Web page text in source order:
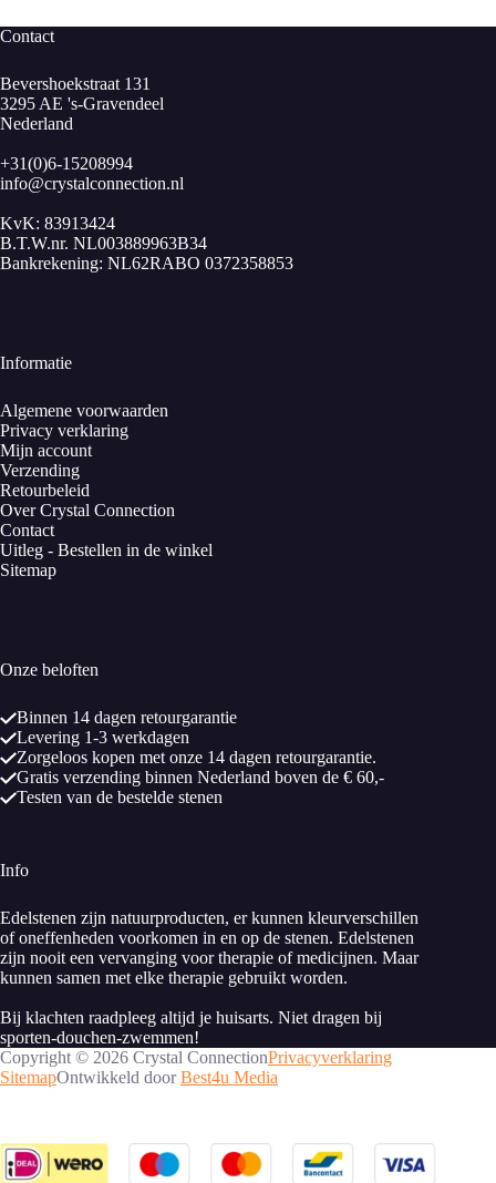
Contact
Bevershoekstraat 131
3295 AE 's-Gravendeel
Nederland
+31(0)6-15208994
info@crystalconnection.nl
KvK: 83913424
B.T.W.nr. NL003889963B34
Bankrekening: NL62RABO 0372358853
Informatie
Algemene voorwaarden
Privacy verklaring
Mijn account
Verzending
Retourbeleid
Over Crystal Connection
Contact
Uitleg - Bestellen in de winkel
Sitemap
Onze beloften
Binnen 14 dagen retourgarantie
Levering 1-3 werkdagen
Zorgeloos kopen met onze 14 dagen retourgarantie.
Gratis verzending binnen Nederland boven de € 60,-
Testen van de bestelde stenen
Info
Edelstenen zijn natuurproducten, er kunnen kleurverschillen
of oneffenheden voorkomen in en op de stenen. Edelstenen
zijn nooit een vervanging voor therapie of medicijnen. Maar
kunnen samen met elke therapie gebruikt worden.
Bij klachten raadpleeg altijd je huisarts. Niet dragen bij
sporten-douchen-zwemmen!
Copyright © 2026 Crystal ConnectionPrivacyverklaring
SitemapOntwikkeld doorBest4u Media